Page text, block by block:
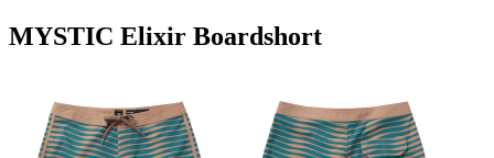
MYSTIC Elixir Boardshort